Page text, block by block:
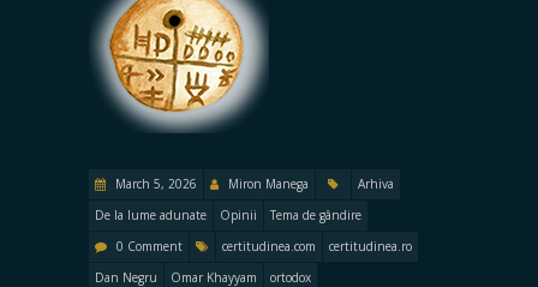
March 5, 2026 Miron Manega
Arhiva
De la lume adunate
Opinii
Tema de gândire
0 Comment
certitudinea.com
certitudinea.ro
Dan Negru
Omar Khayyam
ortodox